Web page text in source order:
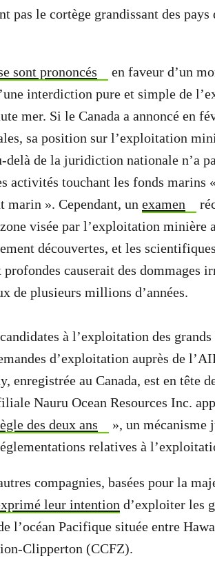
pas le cortège grandissant des
sont prononcés
en faveur d’un
interdiction pure et simple de
mer. Si le Canada a annoncé en
sa position sur l’exploitation
delà de la juridiction nationale n’a
activités touchant les fonds marins
marin ». Cependant, un examen
visée par l’exploitation minière
découvertes, et les scientifiques
causerait des dommages
de plusieurs millions d’années.
à l’exploitation des
d’exploitation auprès de
enregistrée au Canada, est en tête
Nauru Ocean Resources Inc.
des deux ans
», un mécanisme
relatives à
compagnies, basées pour la
leur intention d’exploiter les
l’océan Pacifique située entre
Clipperton (CCFZ).